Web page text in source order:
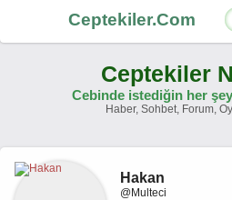
Ceptekiler.Com
Sohbet Odaları
Ceptekiler
Cebinde istediğin her
Haber, Sohbet, Forum,
Hakan
@Multeci